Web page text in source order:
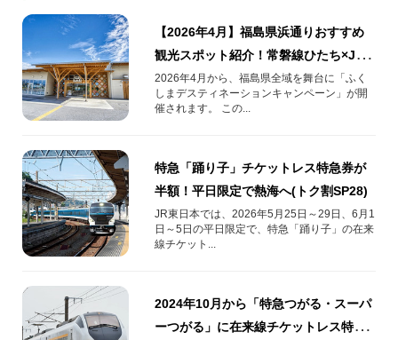
【2026年4月】福島県浜通りおすすめ
観光スポット紹介！常磐線ひたち×JRE
POINTでおトク
2026年4月から、福島県全域を舞台に「ふく
しまデスティネーションキャンペーン」が開
催されます。 この...
特急「踊り子」チケットレス特急券が
半額！平日限定で熱海へ(トク割SP28)
JR東日本では、2026年5月25日～29日、6月1
日～5日の平日限定で、特急「踊り子」の在来
線チケット...
2024年10月から「特急つがる・スーパ
ーつがる」に在来線チケットレス特急